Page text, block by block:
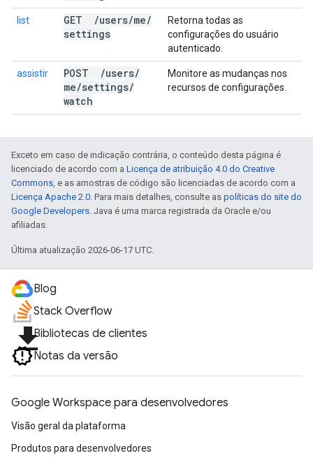
list GET /users/me/
settings
Retorna todas as
configurações do usuário
autenticado.
assistir POST /users/
me/settings/
watch
Monitore as mudanças nos
recursos de configurações.
Exceto em caso de indicação contrária, o conteúdo desta página é
licenciado de acordo com a Licença de atribuição 4.0 do Creative
Commons, e as amostras de código são licenciadas de acordo com a
Licença Apache 2.0. Para mais detalhes, consulte as políticas do site do
Google Developers. Java é uma marca registrada da Oracle e/ou
afiliadas.
Última atualização 2026-06-17 UTC.
Blog
Stack Overflow
file_downloadBibliotecas de clientes
Notas da versão
Google Workspace para desenvolvedores
Visão geral da plataforma
Produtos para desenvolvedores